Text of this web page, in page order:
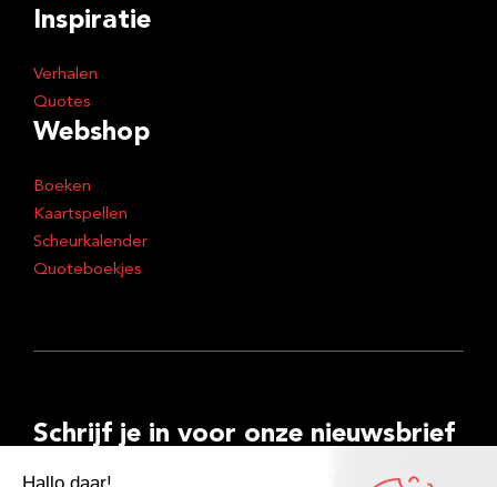
Inspiratie
Verhalen
Quotes
Webshop
Boeken
Kaartspellen
Scheurkalender
Quoteboekjes
Schrijf je in voor onze nieuwsbrief